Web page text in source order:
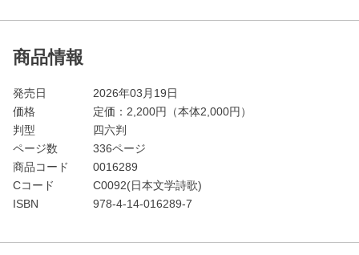
商品情報
発売日
2026年03月19日
価格
定価： 2,200円（本体2,000円）
判型
四六判
ページ数
336ページ
商品コード
0016289
Cコード
C0092(日本文学詩歌)
ISBN
978-4-14-016289-7